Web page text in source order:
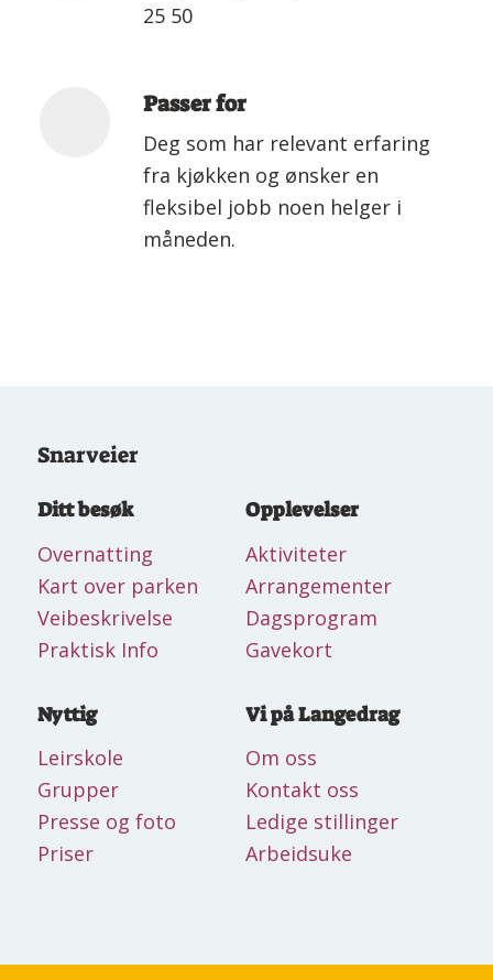
25 50
Passer for
Deg som har relevant erfaring
fra kjøkken og ønsker en
fleksibel jobb noen helger i
måneden.
Snarveier
Ditt besøk
Overnatting
Kart over parken
Veibeskrivelse
Praktisk Info
Opplevelser
Aktiviteter
Arrangementer
Dagsprogram
Gavekort
Nyttig
Leirskole
Grupper
Presse og foto
Priser
Vi på Langedrag
Om oss
Kontakt oss
Ledige stillinger
Arbeidsuke